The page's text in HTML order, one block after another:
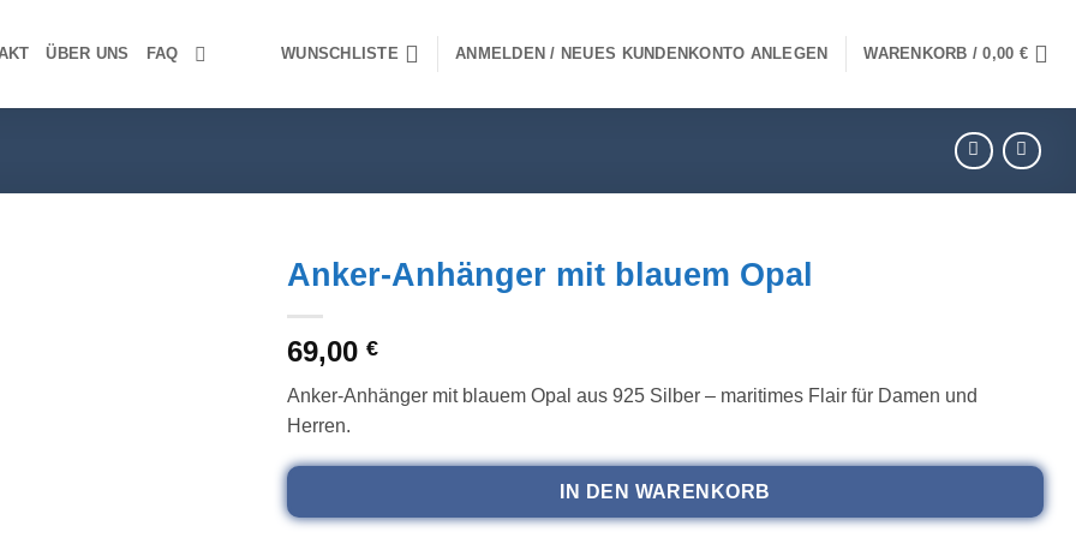
ÜBER UNS FAQ WUNSCHLISTE ANMELDEN / NEUES KUNDENKONTO ANLEGEN WARENKORB /0,00 €
Anker-Anhänger mit blauem Opal
69,00 €
Anker-Anhänger mit blauem Opal aus 925 Silber – maritimes Flair für Damen und
Herren.
IN DEN WARENKORB